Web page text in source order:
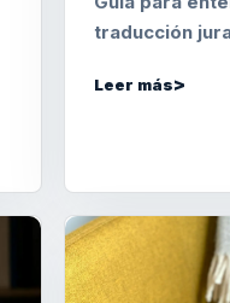
traducción
Leer más